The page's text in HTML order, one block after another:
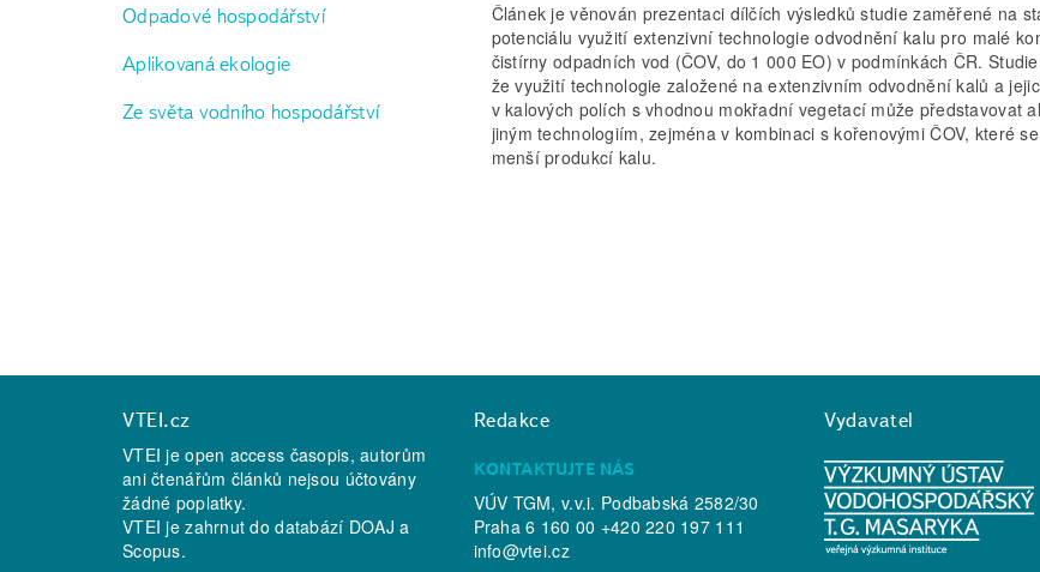
Odpadové hospodářství
Aplikovaná ekologie
Ze světa vodního hospodářství
Článek je věnován prezentaci dílčích výsledků studie zaměřené na
potenciálu využití extenzivní technologie odvodnění kalu pro malé
čistírny odpadních vod (ČOV, do 1 000 EO) v podmínkách ČR.
že využití technologie založené na extenzivním odvodnění kalů a
v kalových polích s vhodnou mokřadní vegetací může představovat
jiným technologiím, zejména v kombinaci s kořenovými ČOV, které
menší produkcí kalu.
VTEI.cz
VTEI je open access časopis, autorům
ani čtenářům článků nejsou účtovány
žádné poplatky.
VTEI je zahrnut do databází DOAJ a
Scopus.
Redakce
KONTAKTUJTE NÁS
VÚV TGM, v.v.i. Podbabská 2582/30
Praha 6 160 00 +420 220 197 111
info@vtei.cz
Vydavatel